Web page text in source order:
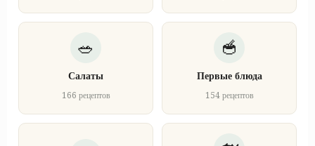
Салаты
166 рецептов
Первые блюда
154 рецептов